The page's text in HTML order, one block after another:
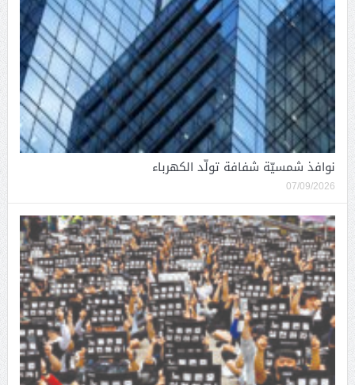
نوافذ شمسيّة شفافة تولّد الكهرباء
07/09/2026